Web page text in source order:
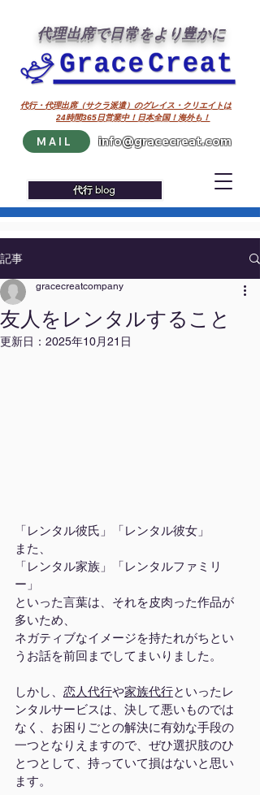
代理出席で日常をより豊かに
代行 blog
24時間365日営業中！日本全国！海外も！
代行・代理出席（サクラ派遣）のグレイス・クリエイトは
MAIL info@gracecreat.com
記事
友人をレンタルすること
gracecreatcompany
更新日： 2025年10月21日
「レンタル彼氏」「レンタル彼女」
また、
「レンタル家族」「レンタルファミリ
ー」
といった言葉は、それを皮肉った作品が
多いため、
ネガティブなイメージを持たれがちとい
うお話を前回までしてまいりました。
しかし、 恋人代行や家族代行といったレ
ンタルサービスは、決して悪いものでは
なく、お困りごとの解決に有効な手段の
一つとなりえますので、ぜひ選択肢のひ
とつとして、持っていて損はないと思い
ます。